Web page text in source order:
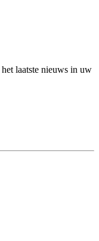
laatste nieuws in uw